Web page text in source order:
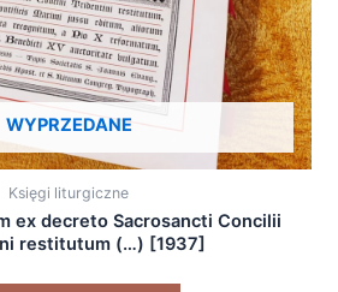
WYPRZEDANE
Księgi liturgiczne
ex decreto Sacrosancti Concilii
restitutum (…) [1937]